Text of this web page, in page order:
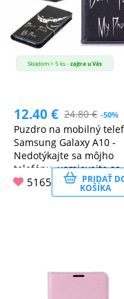
Skladom > 5 ks -zajtra u Vás
12.40€ 24.80€ -50%
Puzdro na mobilný
Samsung Galaxy A10 -
Nedotýkajte sa môjho
telefónu, usmievajte sa
5165 PRIDAŤ
KOŠÍKA